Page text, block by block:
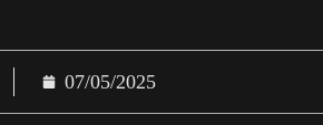
07/05/2025